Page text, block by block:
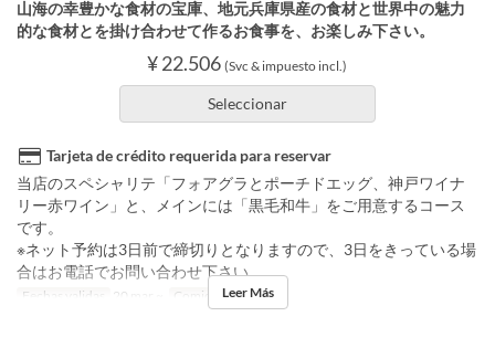
山海の幸豊かな食材の宝庫、地元兵庫県産の食材と世界中の魅力
的な食材とを掛け合わせて作るお食事を、お楽しみ下さい。
¥ 22.506 (Svc & impuesto incl.)
Seleccionar
Tarjeta de crédito requerida para reservar
当店のスペシャリテ「フォアグラとポーチドエッグ、神戸ワイナ
リー赤ワイン」と、メインには「黒毛和牛」をご用意するコース
です。
※ネット予約は3日前で締切りとなりますので、3日をきっている場
合はお電話でお問い合わせ下さい
Fechas validas 20 mar ~ Comidas Cena
Leer Más